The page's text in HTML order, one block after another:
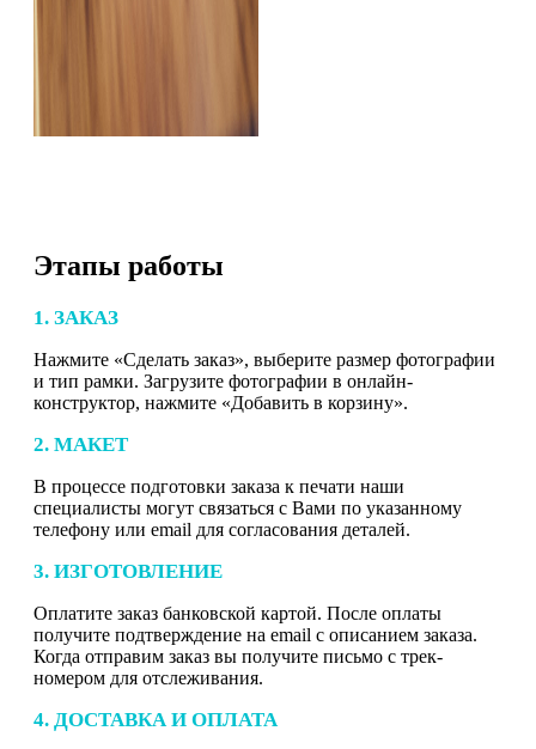
Этапы работы
1. ЗАКАЗ
Нажмите «Сделать заказ», выберите размер фотографии
и тип рамки. Загрузите фотографии в онлайн-
конструктор, нажмите «Добавить в корзину».
2. МАКЕТ
В процессе подготовки заказа к печати наши
специалисты могут связаться с Вами по указанному
телефону или email для согласования деталей.
3. ИЗГОТОВЛЕНИЕ
Оплатите заказ банковской картой. После оплаты
получите подтверждение на email с описанием заказа.
Когда отправим заказ вы получите письмо с трек-
номером для отслеживания.
4. ДОСТАВКА И ОПЛАТА